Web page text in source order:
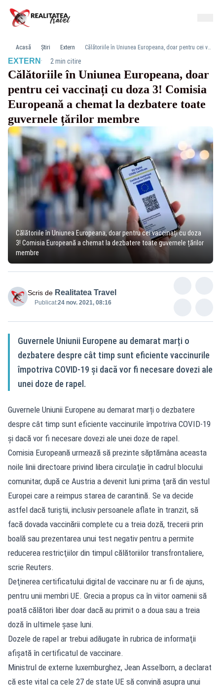
Acasă Știri Extern Călătoriile în Uniunea Europeana, doar pentru cei vaccinați cu doza 3! Comisia Europeană a chemat la dezbatere toate guvernele țărilor membre
EXTERN · 2 min citire
Călătoriile în Uniunea Europeana, doar
pentru cei vaccinați cu doza 3! Comisia
Europeană a chemat la dezbatere toate
guvernele țărilor membre
Călătoriile în Uniunea Europeana, doar pentru cei vaccinați cu doza
3! Comisia Europeană a chemat la dezbatere toate guvernele țărilor
membre
Scris de Realitatea Travel
Publicat:24 nov. 2021, 08:16
Guvernele Uniunii Europene au demarat marți o
dezbatere despre cât timp sunt eficiente vaccinurile
împotriva COVID-19 și dacă vor fi necesare dovezi ale
unei doze de rapel.
Guvernele Uniunii Europene au demarat marți o dezbatere
despre cât timp sunt eficiente vaccinurile împotriva COVID-19
și dacă vor fi necesare dovezi ale unei doze de rapel.
Comisia Europeană urmează să prezinte săptămâna aceasta
noile linii directoare privind libera circulaţie în cadrul blocului
comunitar, după ce Austria a devenit luni prima ţară din vestul
Europei care a reimpus starea de carantină. Se va decide
astfel dacă turiştii, inclusiv persoanele aflate în tranzit, să
facă dovada vaccinării complete cu a treia doză, trecerii prin
boală sau prezentarea unui test negativ pentru a permite
reducerea restricţiilor din timpul călătoriilor transfrontaliere,
scrie Reuters.
Deţinerea certificatului digital de vaccinare nu ar fi de ajuns,
pentru unii membri UE. Grecia a propus ca în viitor oamenii să
poată călători liber doar dacă au primit o a doua sau a treia
doză în ultimele şase luni.
Dozele de rapel ar trebui adăugate în rubrica de informaţii
afişată în certificatul de vaccinare.
Ministrul de externe luxemburghez, Jean Asselborn, a declarat
că este vital ca cele 27 de state UE să convină asupra unui